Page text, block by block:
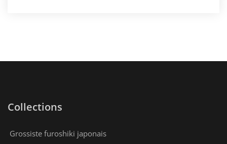
Collections
Grossiste furoshiki japonais